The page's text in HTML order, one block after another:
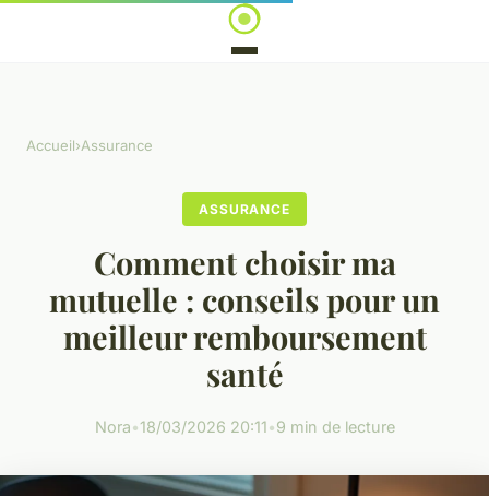
Accueil›Assurance
ASSURANCE
Comment choisir ma
mutuelle : conseils pour un
meilleur remboursement
santé
Nora•18/03/2026 20:11•9 min de lecture